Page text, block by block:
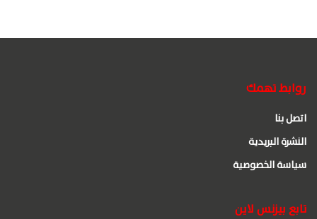
روابط تهمك
اتصل بنا
النشرة البريدية
سياسة الخصوصية
تابع بيزنس لاين